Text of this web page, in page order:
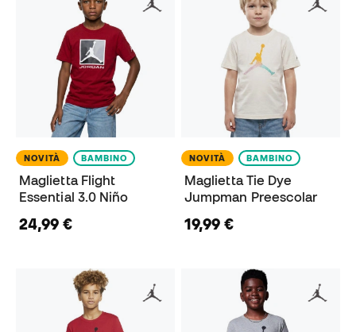
NOVITÀ BAMBINO
Maglietta Flight
Essential 3.0 Niño
24,99 €
NOVITÀ BAMBINO
Maglietta Tie Dye
Jumpman Preescolar
19,99 €